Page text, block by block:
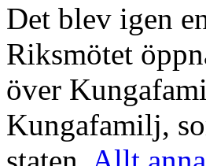
Det blev igen
Riksmötet
över
Kungafamilj,